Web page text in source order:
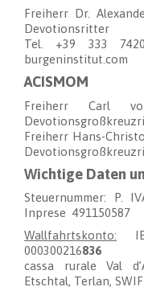
Freiherr Dr.
Devotionsritter
Tel. +39 333
burgeninstitut.com
ACISMOM
Freiherr Carl
Freiherr Hans-
Wichtige Daten
Steuernummer: P.
Inprese 491150587
Wallfahrtskonto:
000300216836
cassa rurale Val
Etschtal, Terlan,